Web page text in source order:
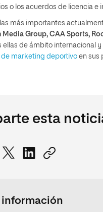
o los acuerdos de licencia e
más importantes
Media Group, CAA Sports,
ellas de ámbito internacional
marketing deportivo en sus
esta
información